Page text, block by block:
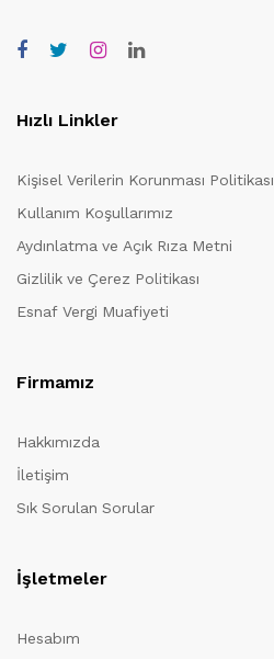
Hızlı Linkler
Kişisel Verilerin Korunması Politikası
Kullanım Koşullarımız
Aydınlatma ve Açık Rıza Metni
Gizlilik ve Çerez Politikası
Esnaf Vergi Muafiyeti
Firmamız
Hakkımızda
İletişim
Sık Sorulan Sorular
İşletmeler
Hesabım